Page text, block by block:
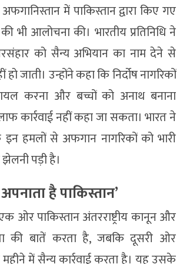
में पाकिस्तान द्वारा किए गए
भी आलोचना की। भारतीय प्रतिनिधि ने
को सैन्य अभियान का नाम देने से
हो जाती। उन्होंने कहा कि निर्दोष नागरिकों
करना और बच्चों को अनाथ बनाना
कार्रवाई नहीं कहा जा सकता। भारत ने
हमलों से अफगान नागरिकों को भारी
पड़ी है।
है पाकिस्तान’
ओर पाकिस्तान अंतरराष्ट्रीय कानून और
की बातें करता है, जबकि दूसरी ओर
में सैन्य कार्रवाई करता है। यह उसके